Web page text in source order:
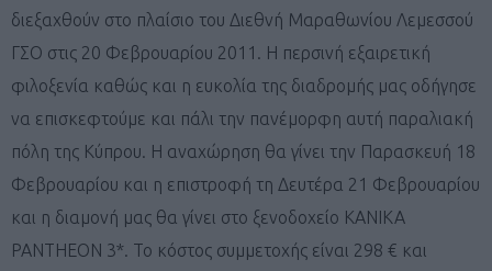
διεξαχθούν στο πλαίσιο του Διεθνή Μαραθωνίου Λεμεσσού
ΓΣΟ στις 20 Φεβρουαρίου 2011. Η περσινή εξαιρετική
φιλοξενία καθώς και η ευκολία της διαδρομής μας οδήγησε
να επισκεφτούμε και πάλι την πανέμορφη αυτή παραλιακή
πόλη της Κύπρου. Η αναχώρηση θα γίνει την Παρασκευή 18
Φεβρουαρίου και η επιστροφή τη Δευτέρα 21 Φεβρουαρίου
και η διαμονή μας θα γίνει στο ξενοδοχείο ΚANIKA
PANTHEON 3*. Το κόστος συμμετοχής είναι 298 € και